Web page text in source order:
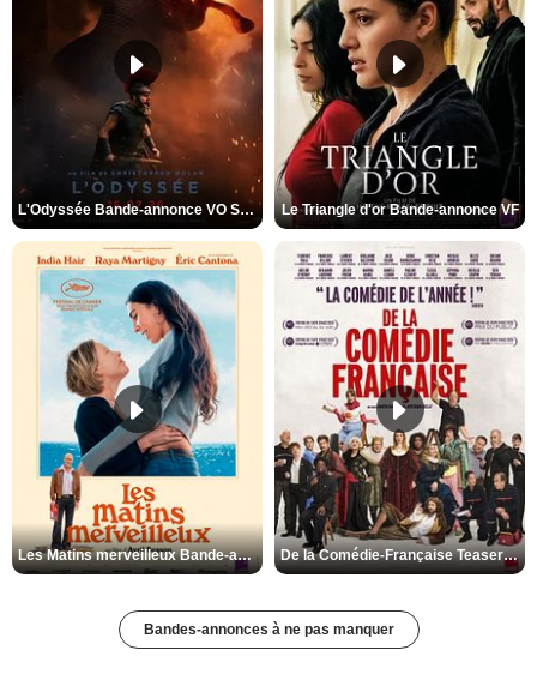
L'Odyssée Bande-annonce VO STFR Le Triangle d'or Bande-annonce VF
Les Matins merveilleux Bande-annonce VF De la Comédie-Française Teaser VF
Bandes-annonces à ne pas manquer